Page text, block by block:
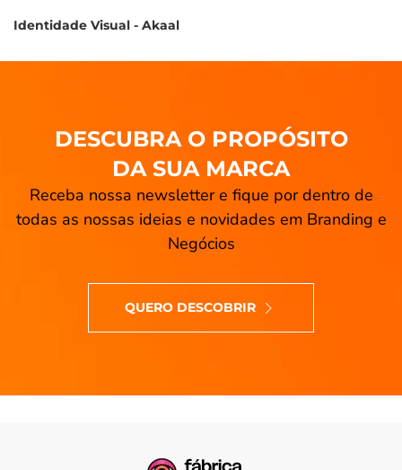
Identidade Visual - Akaal
DESCUBRA O PROPÓSITO
DA SUA MARCA
Receba nossa newsletter e fique por dentro de
todas as nossas ideias e novidades em Branding e
Negócios
QUERO DESCOBRIR